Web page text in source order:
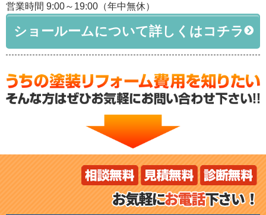
営業時間 9:00～19:00（年中無休）
ショールームについて詳しくはコチラ